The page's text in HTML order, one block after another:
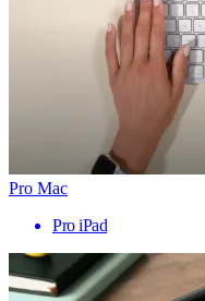
Pro Mac
Pro iPad